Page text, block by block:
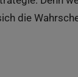
die